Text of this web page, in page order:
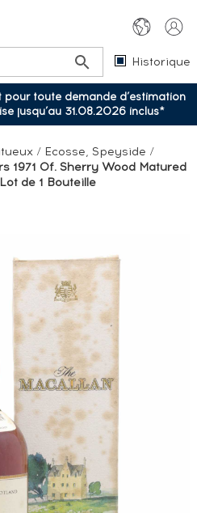
Historique
pour toute demande d’estimation
jusqu’au 31.08.2026 inclus*
/ Ecosse, Speyside /
1971 Of. Sherry Wood Matured
de 1 Bouteille